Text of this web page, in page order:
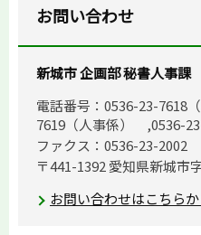
お問い合わせ
新城市 企画部 秘書人事課
電話番号：0536-23-7618
7619（人事係） ,0536-
ファクス：0536-23-2002
〒441-1392 愛知県新城市
お問い合わせはこちらか